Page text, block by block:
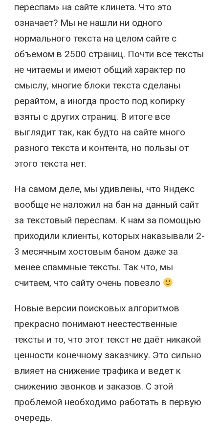
переспам» на сайте клинета. Что это
означает? Мы не нашли ни одного
нормального текста на целом сайте с
объемом в 2500 страниц. Почти все тексты
не читаемы и имеют общий характер по
смыслу, многие блоки текста сделаны
рерайтом, а иногда просто под копирку
взяты с других страниц. В итоге все
выглядит так, как будто на сайте много
разного текста и контента, но пользы от
этого текста нет.
На самом деле, мы удивлены, что Яндекс
вообще не наложил на бан на данный сайт
за текстовый переспам. К нам за помощью
приходили клиенты, которых наказывали 2-
3 месячным хостовым баном даже за
менее спаммные тексты. Так что, мы
считаем, что сайту очень повезло
Новые версии поисковых алгоритмов
прекрасно понимают неестественные
тексты и то, что этот текст не даёт никакой
ценности конечному заказчику. Это сильно
влияет на снижение трафика и ведет к
снижению звонков и заказов. С этой
проблемой необходимо работать в первую
очередь.